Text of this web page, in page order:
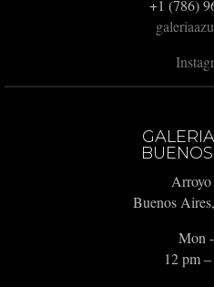
+1 (786)
Arroyo
Buenos
Mon
12 pm